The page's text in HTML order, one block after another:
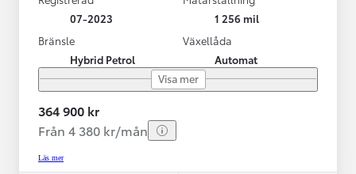
07-2023
1 256 mil
Bränsle
Hybrid Petrol
Växellåda
Automat
Visa mer
364 900 kr
Från 4 380 kr/mån
Läs mer